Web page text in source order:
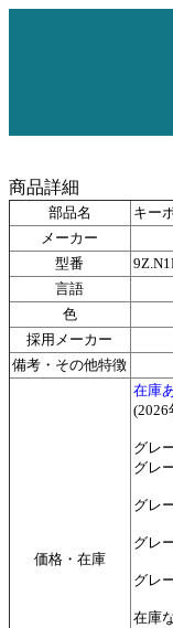
商品詳細
部品名
キー
メーカー
型番
言語
色
採用メーカー
備考・その他特徴
価格・在庫
在庫
(2026
グレ
グレ
グレ
グレ
グレ
在庫